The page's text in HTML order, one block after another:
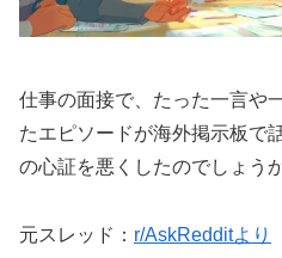
仕事の面接で、たった一言や
たエピソードが海外掲示板で
の心証を悪くしたのでしょう
元スレッド： r/AskRedditより